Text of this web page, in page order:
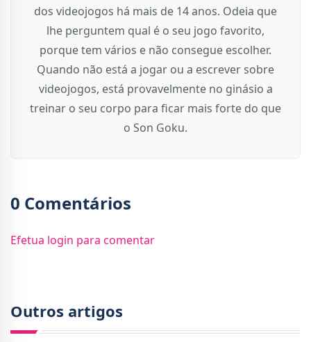
dos videojogos há mais de 14 anos. Odeia que
lhe perguntem qual é o seu jogo favorito,
porque tem vários e não consegue escolher.
Quando não está a jogar ou a escrever sobre
videojogos, está provavelmente no ginásio a
treinar o seu corpo para ficar mais forte do que
o Son Goku.
0 Comentários
Efetua login para comentar
Outros artigos